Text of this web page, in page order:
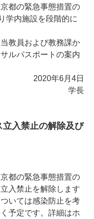
都の緊急事態措置の
学内施設を段階的に
教員および教務課か
ルパスポートの案内
2020年6月4日
学長
立入禁止の解除及び
都の緊急事態措置の
入禁止を解除します
いては感染防止を考
予定です。詳細はホ